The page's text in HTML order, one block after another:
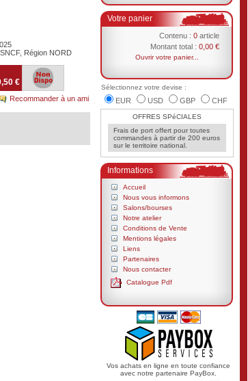
Région NORD
€
Recommander à un ami
Votre panier
Contenu : 0 article
Montant total : 0,00 €
Ouvrir votre panier...
Sélectionnez votre devise :
EUR USD GBP CHF
OFFRES SPéCIALES
Frais de port offert pour toutes
commandes à partir de 200 euros
sur le territoire national.
Informations
Accueil
Nous vous informons
Salons/bourses
Notre atelier
Conditions de Vente
Mentions légales
Liens
Partenaires
Nous contacter
Catalogue Pdf
Vos achats en ligne en toute confiance
avec notre partenaire PayBox.